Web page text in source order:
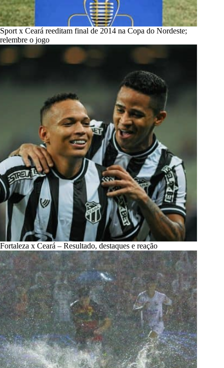
Sport x Ceará reeditam final de 2014 na Copa do Nordeste;
relembre o jogo
Fortaleza x Ceará – Resultado, destaques e reação